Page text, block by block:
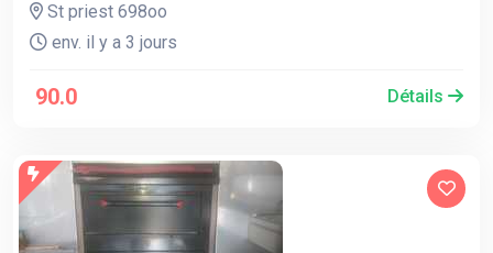
St priest 698oo
env. il y a 3 jours
90.0 Détails